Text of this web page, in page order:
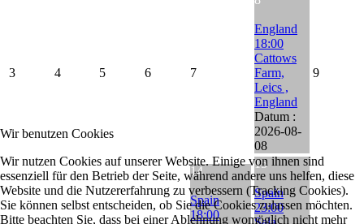
3 4 5 6 7
England
18:00
Cattows
Farm,
Leics ,
England
Datum :
2026-08-
08
9
14
Spain
18:00
15
Spain
23:00
Wir benutzen Cookies
Wir nutzen Cookies auf unserer Website. Einige von ihnen sind
essenziell für den Betrieb der Seite, während andere uns helfen, diese
Website und die Nutzererfahrung zu verbessern (Tracking Cookies).
Sie können selbst entscheiden, ob Sie die Cookies zulassen möchten.
Bitte beachten Sie, dass bei einer Ablehnung womöglich nicht mehr